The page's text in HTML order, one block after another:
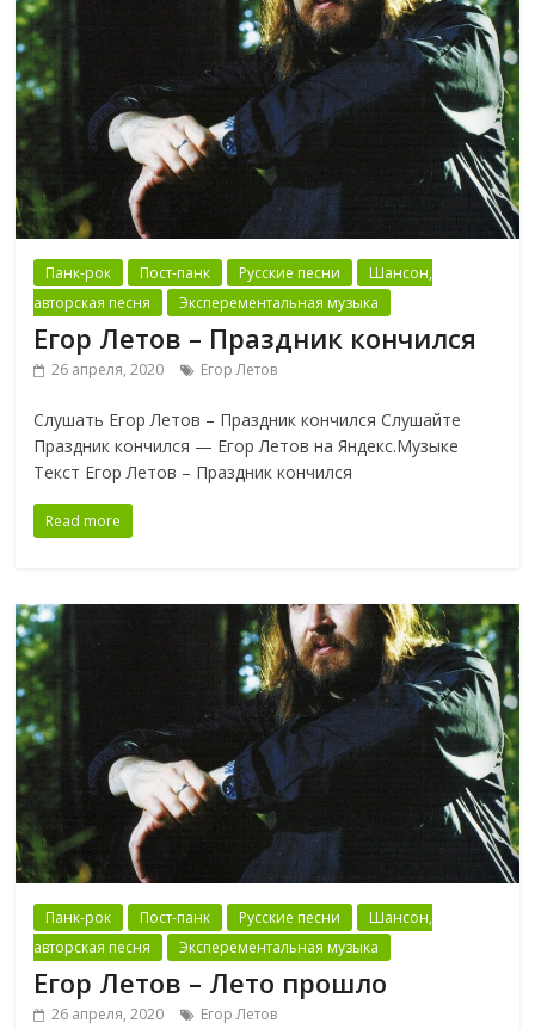
Панк-рок Пост-панк Русские песни
Шансон,
авторская песня
Эксперементальная музыка
Егор Летов – Праздник кончился
26 апреля, 2020 Егор Летов
Слушать Егор Летов – Праздник кончился Слушайте
Праздник кончился — Егор Летов на Яндекс.Музыке
Текст Егор Летов – Праздник кончился
Read more
Панк-рок Пост-панк Русские песни
Шансон,
авторская песня
Эксперементальная музыка
Егор Летов – Лето прошло
26 апреля, 2020 Егор Летов